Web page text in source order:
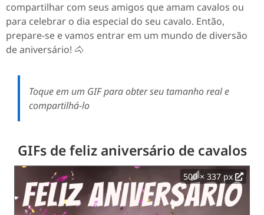
compartilhar com seus amigos que amam cavalos ou
para celebrar o dia especial do seu cavalo. Então,
prepare-se e vamos entrar em um mundo de diversão
de aniversário! 🐴
Toque em um GIF para obter seu tamanho real e
compartilhá-lo
GIFs de feliz aniversário de cavalos
500 × 337 px